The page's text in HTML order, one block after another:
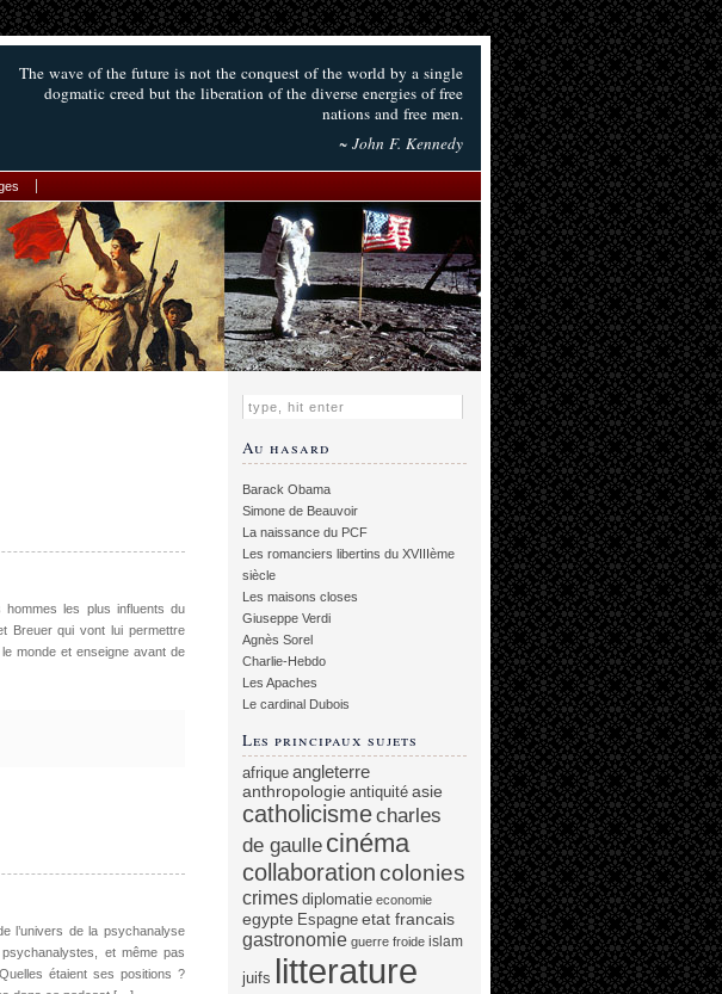
The wave of the future is not the conquest of the world by a single
dogmatic creed but the liberation of the diverse energies of free
nations and free men.
~ John F. Kennedy
les plus influents du
Breuer qui vont lui permettre
monde et enseigne avant de
l’univers de la psychanalyse
et même pas
étaient ses positions ?
Au hasard
Barack Obama
Simone de Beauvoir
La naissance du PCF
Les romanciers libertins du XVIIIème
siècle
Les maisons closes
Giuseppe Verdi
Agnès Sorel
Charlie-Hebdo
Les Apaches
Le cardinal Dubois
Les principaux sujets
afrique angleterre
anthropologie antiquité asie
catholicismecharles
de gaulle cinéma
collaborationcolonies
crimes diplomatie economie
egypte Espagne etat francais
gastronomie guerre froide islam
juifs litterature